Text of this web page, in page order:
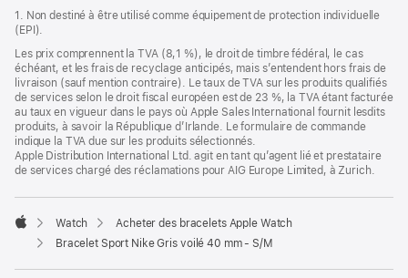
nouvelle
1. Non destiné à être utilisé comme équipement de protection individuelle
(EPI).
Les prix comprennent la TVA (8,1 %), le droit de timbre fédéral, le cas
échéant, et les frais de recyclage anticipés, mais s’entendent hors frais de
livraison (sauf mention contraire). Le taux de TVA sur les produits qualifiés
de services selon le droit fiscal européen est de 23 %, la TVA étant facturée
au taux en vigueur dans le pays où Apple Sales International fournit lesdits
produits, à savoir la République d’Irlande. Le formulaire de commande
indique la TVA due sur les produits sélectionnés.
Apple Distribution International Ltd. agit en tant qu’agent lié et prestataire
de services chargé des réclamations pour AIG Europe Limited, à Zurich.
Apple
Watch
Acheter des bracelets Apple Watch
Bracelet Sport Nike Gris voilé 40 mm - S/M